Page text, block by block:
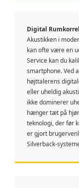
Digital
Akustikken i
kan ofte være en
Service kan du
smartphone. Ved
højttalerens
eller uheldig
ikke dominerer
hænger tæt på
teknologi, der før
er gjort
Silverback-